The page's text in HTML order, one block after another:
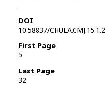
DOI
10.58837/CHULA.CMJ.15.1.2
First Page
5
Last Page
32